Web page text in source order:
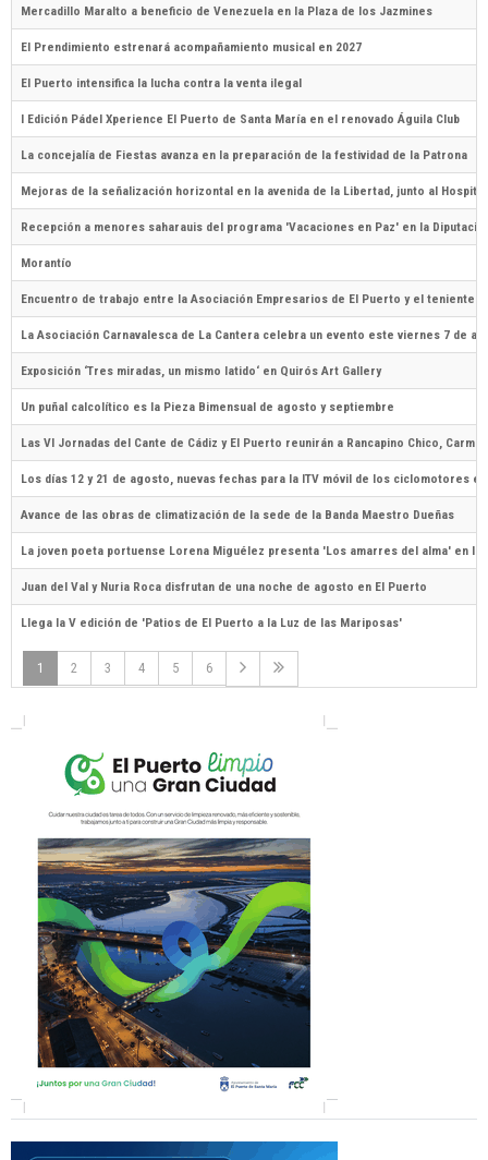
Mercadillo Maralto a beneficio de Venezuela en la Plaza de los Jazmines
El Prendimiento estrenará acompañamiento musical en 2027
El Puerto intensifica la lucha contra la venta ilegal
I Edición Pádel Xperience El Puerto de Santa María en el renovado Águila Club
La concejalía de Fiestas avanza en la preparación de la festividad de la Patrona
Mejoras de la señalización horizontal en la avenida de la Libertad, junto al
Recepción a menores saharauis del programa 'Vacaciones en Paz' en la
Morantío
Encuentro de trabajo entre la Asociación Empresarios de El Puerto y el teniente
La Asociación Carnavalesca de La Cantera celebra un evento este viernes 7 de
Exposición ‘Tres miradas, un mismo latido‘ en Quirós Art Gallery
Un puñal calcolítico es la Pieza Bimensual de agosto y septiembre
Las VI Jornadas del Cante de Cádiz y El Puerto reunirán a Rancapino Chico,
Los días 12 y 21 de agosto, nuevas fechas para la ITV móvil de los ciclomotores
Avance de las obras de climatización de la sede de la Banda Maestro Dueñas
La joven poeta portuense Lorena Miguélez presenta 'Los amarres del alma' en la
Juan del Val y Nuria Roca disfrutan de una noche de agosto en El Puerto
Llega la V edición de 'Patios de El Puerto a la Luz de las Mariposas'
1 2 3 4 5 6